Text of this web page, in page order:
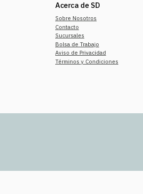
Acerca de SD
Sobre Nosotros
Contacto
Sucursales
Bolsa de Trabajo
Aviso de Privacidad
Términos y Condiciones